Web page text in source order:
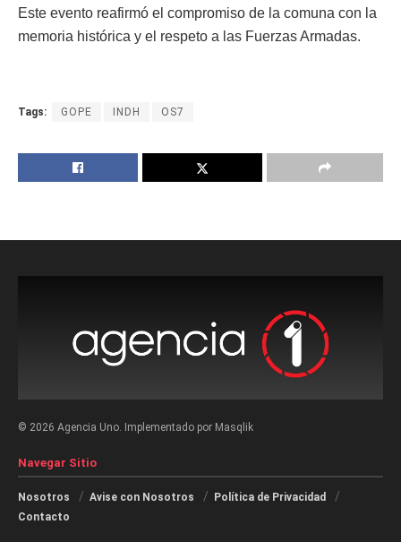
Este evento reafirmó el compromiso de la comuna con la
memoria histórica y el respeto a las Fuerzas Armadas.
Tags: GOPE INDH OS7
© 2026 Agencia Uno. Implementado por Masqlik
Navegar Sitio
Nosotros Avise con Nosotros
Política de Privacidad
Contacto